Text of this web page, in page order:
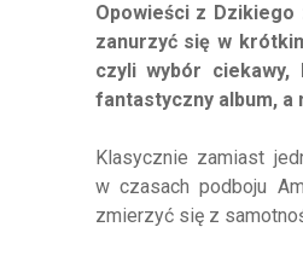
Opowieści z
zanurzyć się w
czyli wybór
fantastyczny album, a
Klasycznie zamiast
w czasach podboju
zmierzyć się z